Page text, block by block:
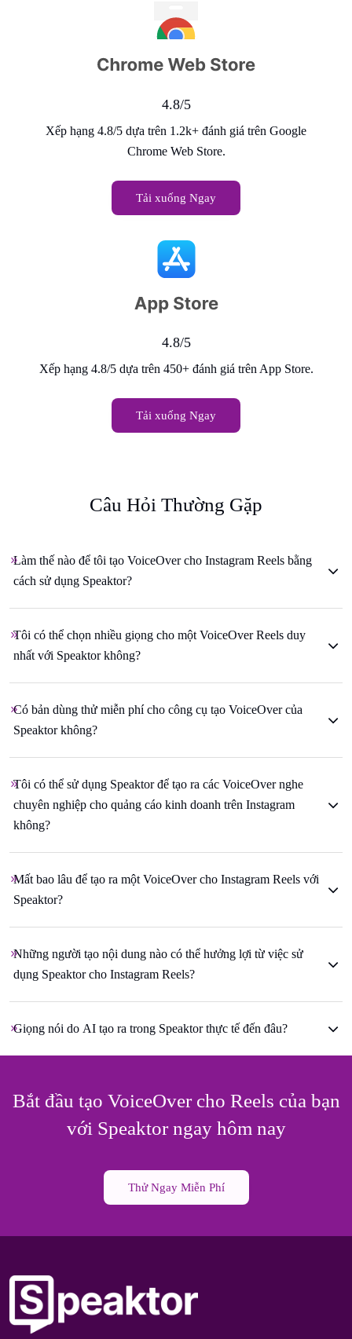
4.8/5
Xếp hạng 4.8/5 dựa trên 1.2k+ đánh giá trên Google
Chrome Web Store.
Tải xuống Ngay
4.8/5
Xếp hạng 4.8/5 dựa trên 450+ đánh giá trên App Store.
Tải xuống Ngay
Câu Hỏi Thường Gặp
Làm thế nào để tôi tạo VoiceOver cho Instagram Reels bằng
cách sử dụng Speaktor?
Tôi có thể chọn nhiều giọng cho một VoiceOver Reels duy
nhất với Speaktor không?
Có bản dùng thử miễn phí cho công cụ tạo VoiceOver của
Speaktor không?
Tôi có thể sử dụng Speaktor để tạo ra các VoiceOver nghe
chuyên nghiệp cho quảng cáo kinh doanh trên Instagram
không?
Mất bao lâu để tạo ra một VoiceOver cho Instagram Reels với
Speaktor?
Những người tạo nội dung nào có thể hưởng lợi từ việc sử
dụng Speaktor cho Instagram Reels?
Giọng nói do AI tạo ra trong Speaktor thực tế đến đâu?
Bắt đầu tạo VoiceOver cho Reels của bạn
với Speaktor ngay hôm nay
Thử Ngay Miễn Phí